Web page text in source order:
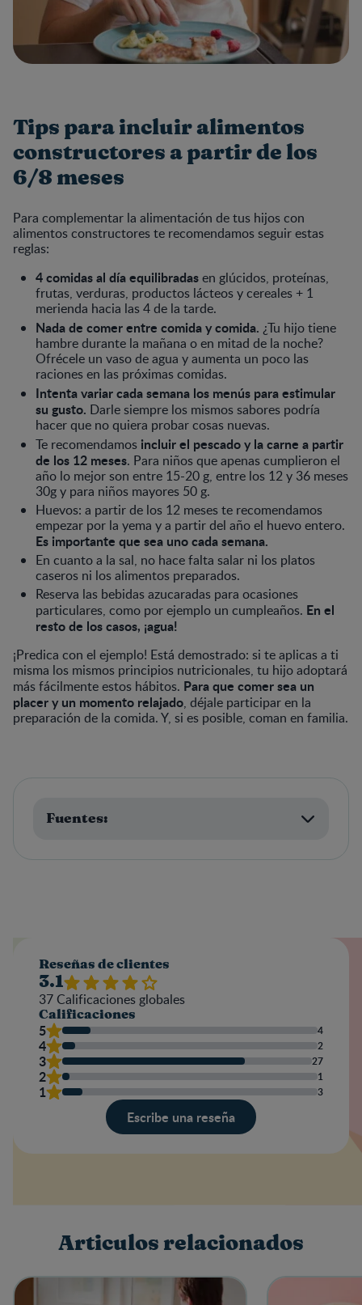
Tips para incluir alimentos
constructores a partir de los
6/8 meses
Para complementar la alimentación de tus hijos con
alimentos constructores te recomendamos seguir estas
reglas:
4 comidas al día equilibradasen glúcidos, proteínas,
frutas, verduras, productos lácteos y cereales + 1
merienda hacia las 4 de la tarde.
Nada de comer entre comida y comida. ¿Tu hijo tiene
hambre durante la mañana o en mitad de la noche?
Ofrécele un vaso de agua y aumenta un poco las
raciones en las próximas comidas.
Intenta variar cada semana los menús para estimular
su gusto. Darle siempre los mismos sabores podría
hacer que no quiera probar cosas nuevas.
Te recomendamos incluir el pescado y la carne a partir
de los 12 meses. Para niños que apenas cumplieron el
año lo mejor son entre 15-20 g, entre los 12 y 36 meses
30g y para niños mayores 50 g.
Huevos: a partir de los 12 meses te recomendamos
empezar por la yema y a partir del año el huevo entero.
Es importante que sea uno cada semana.
En cuanto a la sal, no hace falta salar ni los platos
caseros ni los alimentos preparados.
Reserva las bebidas azucaradas para ocasiones
particulares, como por ejemplo un cumpleaños. En el
resto de los casos, ¡agua!
¡Predica con el ejemplo! Está demostrado: si te aplicas a ti
misma los mismos principios nutricionales, tu hijo adoptará
más fácilmente estos hábitos. Para que comer sea un
placer y un momento relajado, déjale participar en la
preparación de la comida. Y, si es posible, coman en familia.
Fuentes:
Reseñas de clientes
3.1
37 Calificaciones globales
Calificaciones
5 4
4 2
3 27
2 1
1 3
Escribe una reseña
Escribe una reseña
Articulos relacionados